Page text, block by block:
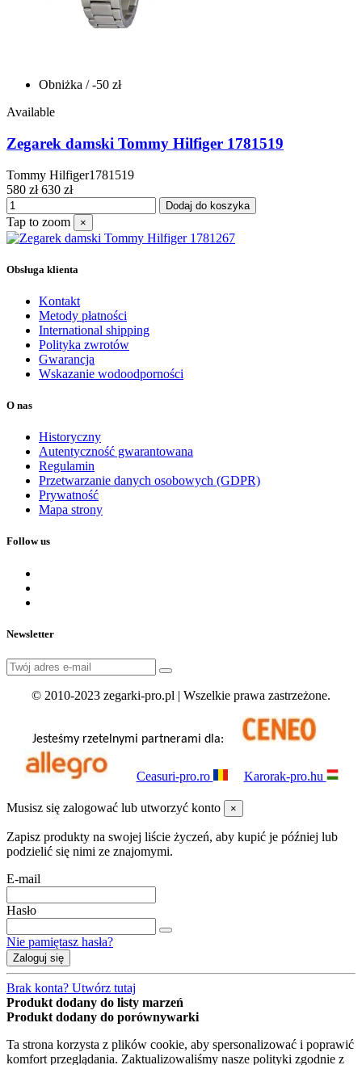
Obniżka / -50 zł
Available
Zegarek damski Tommy Hilfiger 1781519
Tommy Hilfiger1781519
580 zł 630 zł
Dodaj do koszyka
Tap to zoom ×
Obsługa klienta
Kontakt
Metody płatności
International shipping
Polityka zwrotów
Gwarancja
Wskazanie wodoodporności
O nas
Historyczny
Autentyczność gwarantowana
Regulamin
Przetwarzanie danych osobowych (GDPR)
Prywatność
Mapa strony
Follow us
Newsletter
© 2010-2023 zegarki-pro.pl | Wszelkie prawa zastrzeżone.
Jesteśmy rzetelnymi partnerami dla:
Ceasuri-pro.ro Karorak-pro.hu
Musisz się zalogować lub utworzyć konto ×
Zapisz produkty na swojej liście życzeń, aby kupić je później lub
podzielić się nimi ze znajomymi.
E-mail
Hasło
Nie pamiętasz hasła?
Zaloguj się
Brak konta? Utwórz tutaj
Produkt dodany do listy marzeń
Produkt dodany do porównywarki
Ta strona korzysta z plików cookie, aby spersonalizować i poprawić
komfort przeglądania. Zaktualizowaliśmy nasze polityki zgodnie z